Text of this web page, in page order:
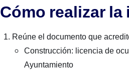
Cómo realizar
Reúne el documento que
Construcción: licencia de
Ayuntamiento